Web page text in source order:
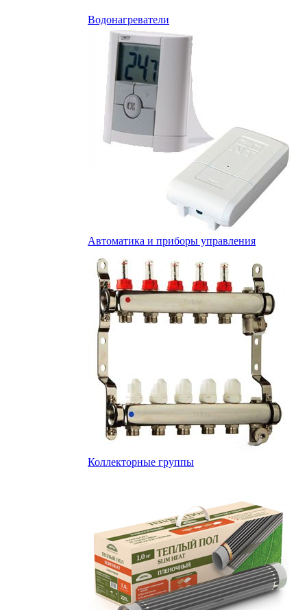
Водонагреватели
Автоматика и приборы управления
Коллекторные группы